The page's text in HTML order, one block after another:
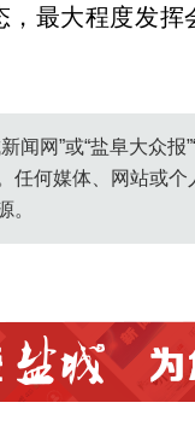
，最大程度发
闻网”或“盐阜大众
任何媒体、网站或
。